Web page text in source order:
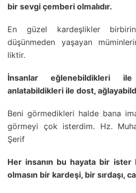
bir sevgi çemberi olmalıdır.
En güzel kardeşlikler
düşünmeden yaşayan
liktir.
İnsanlar eğlenebildikleri
anlatabildikleri ile dost,
Beni görmedikleri halde bana
görmeyi çok isterdim. Hz.
Şerif
Her insanın bu hayata bir ister
olmasın bir kardeşi, bir sırdaşı,